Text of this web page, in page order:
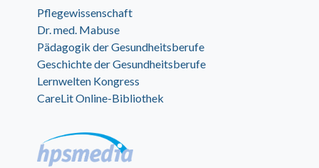
Pflegewissenschaft
Dr. med. Mabuse
Pädagogik der Gesundheitsberufe
Geschichte der Gesundheitsberufe
Lernwelten Kongress
CareLit Online-Bibliothek